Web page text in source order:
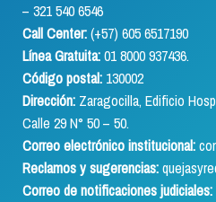
– 321 540 6546
Call Center:(+57) 605 6517190
Línea Gratuita:01 8000 937436.
Código postal: 130002
Dirección: Zaragocilla, Edificio
Calle 29 N° 50 – 50.
Correo electrónico institucional:
Reclamos y sugerencias:
Correo de notificaciones judiciales: